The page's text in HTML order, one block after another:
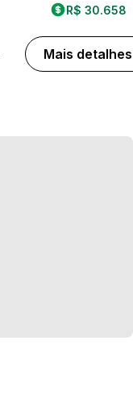
R$ 30.658
Mais detalhes